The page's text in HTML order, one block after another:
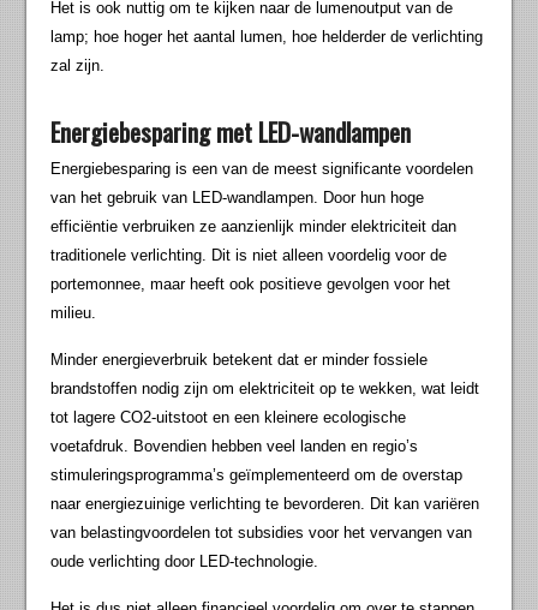
Het is ook nuttig om te kijken naar de lumenoutput van de
lamp; hoe hoger het aantal lumen, hoe helderder de verlichting
zal zijn.
Energiebesparing met LED-wandlampen
Energiebesparing is een van de meest significante voordelen
van het gebruik van LED-wandlampen. Door hun hoge
efficiëntie verbruiken ze aanzienlijk minder elektriciteit dan
traditionele verlichting. Dit is niet alleen voordelig voor de
portemonnee, maar heeft ook positieve gevolgen voor het
milieu.
Minder energieverbruik betekent dat er minder fossiele
brandstoffen nodig zijn om elektriciteit op te wekken, wat leidt
tot lagere CO2-uitstoot en een kleinere ecologische
voetafdruk. Bovendien hebben veel landen en regio’s
stimuleringsprogramma’s geïmplementeerd om de overstap
naar energiezuinige verlichting te bevorderen. Dit kan variëren
van belastingvoordelen tot subsidies voor het vervangen van
oude verlichting door LED-technologie.